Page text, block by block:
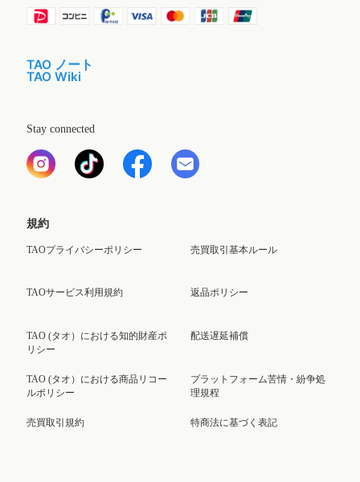
TAO ノート
TAO Wiki
Stay connected
規約
TAOプライバシーポリシー
TAOサービス利用規約
TAO (タオ）における知的財産ポ
リシー
TAO (タオ）における商品リコー
ルポリシー
売買取引規約
売買取引基本ルール
返品ポリシー
配送遅延補償
プラットフォーム苦情・紛争処
理規程
特商法に基づく表記